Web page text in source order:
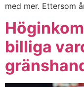
med mer. Ettersom
billiga